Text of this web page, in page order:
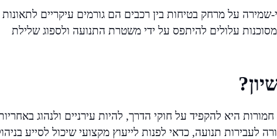
על מרחק בטיחות בין רכבים הם גורמים עיקריים לתאונות
עלולים להיתפס על ידי משטרת התנועה ולספוג שלילת
היא להקפיד על חוקי הדרך, להיות עירניים ולנהוג
תנועה, כדאי לפנות לייעוץ מקצועי שיכול לסייע